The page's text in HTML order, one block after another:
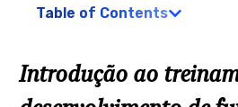
Table of Contents
Introdução ao